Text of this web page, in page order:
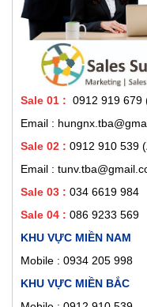
Sale 01 : 0912 919 679
Email :
Sale 02 : 0912 910 539
Email :
Sale 03 : 034 6619 984
Sale 04 : 086 9233 569
KHU VỰC MIỀN NAM
Mobile : 0934 205 998
KHU VỰC MIỀN BẮC